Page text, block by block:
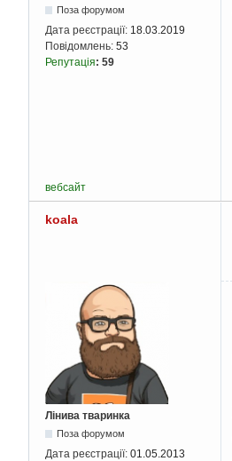
Поза форумом
Дата реєстрації: 18.03.2019
Повідомлень: 53
Репутація: 59
вебсайт
koala
Лінива тваринка
Поза форумом
Дата реєстрації: 01.05.2013